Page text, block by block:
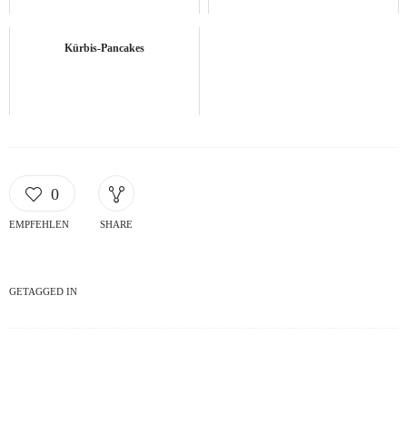
Kürbis-Pancakes
0
EMPFEHLEN SHARE
GETAGGED IN